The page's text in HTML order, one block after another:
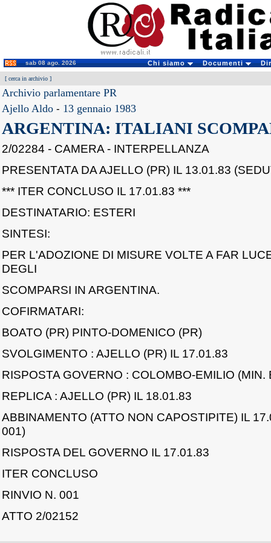
sab 08 ago. 2026 Chi siamo Documenti
[ cerca in archivio ]
Archivio parlamentare PR
Ajello Aldo - 13 gennaio 1983
ARGENTINA: ITALIANI
2/02284 - CAMERA - INTERPELLANZA
PRESENTATA DA AJELLO (PR) IL 13.01.83
*** ITER CONCLUSO IL 17.01.83 ***
DESTINATARIO: ESTERI
SINTESI:
PER L'ADOZIONE DI MISURE VOLTE A FAR
DEGLI
SCOMPARSI IN ARGENTINA.
COFIRMATARI:
BOATO (PR) PINTO-DOMENICO (PR)
SVOLGIMENTO : AJELLO (PR) IL 17.01.83
RISPOSTA GOVERNO : COLOMBO-EMILIO (MIN.
REPLICA : AJELLO (PR) IL 18.01.83
ABBINAMENTO (ATTO NON CAPOSTIPITE) IL
001)
RISPOSTA DEL GOVERNO IL 17.01.83
ITER CONCLUSO
RINVIO N. 001
ATTO 2/02152